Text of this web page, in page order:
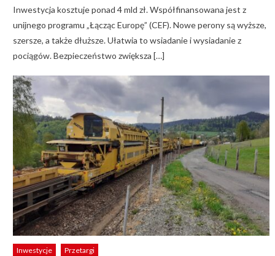
Inwestycja kosztuje ponad 4 mld zł. Współfinansowana jest z
unijnego programu „Łącząc Europę” (CEF). Nowe perony są wyższe,
szersze, a także dłuższe. Ułatwia to wsiadanie i wysiadanie z
pociągów. Bezpieczeństwo zwiększa […]
Inwestycje Przetargi